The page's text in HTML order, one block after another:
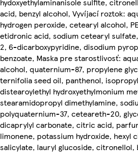
acid, benzyl alcohol, Vyvíjací roztok:
hydrogen peroxide, cetearyl alcohol,
etidronic acid, sodium cetearyl
2, 6-dicarboxypyridine, disodium
benzoate, Maska pre starostlivosť:
alcohol, quaternium-87, propylene
ternifolia seed oil, panthenol,
distearoylethyl hydroxyethylmonium
stearamidopropyl dimethylamine,
polyquaternium-37, ceteareth-20,
dicaprylyl carbonate, citric acid,
limonene, potassium hydroxide, hexyl
salicylate, lauryl glucoside, citronellol,